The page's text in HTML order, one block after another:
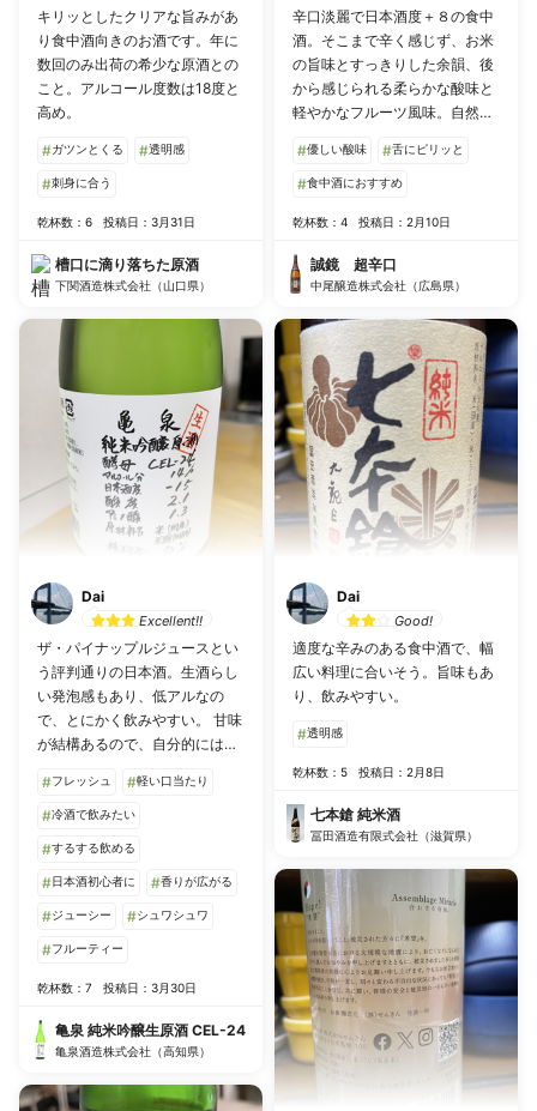
キリッとしたクリアな旨みがあ
り食中酒向きのお酒です。年に
数回のみ出荷の希少な原酒との
こと。アルコール度数は18度と
高め。
#ガツンとくる #透明感
#刺身に合う
乾杯数：6 投稿日：3月31日
槽口に滴り落ちた原酒
下関酒造株式会社（山口県）
Dai
Excellent!!
ザ・パイナップルジュースとい
う評判通りの日本酒。生酒らし
い発泡感もあり、低アルなの
で、とにかく飲みやすい。 甘味
が結構あるので、自分的にはも
かも。
#フレッシュ #軽い口当たり
#冷酒で飲みたい
#するする飲める
#日本酒初心者に #香りが広がる
#ジューシー #シュワシュワ
#フルーティー
乾杯数：7 投稿日：3月30日
亀泉 純米吟醸生原酒 CEL-24
亀泉酒造株式会社（高知県）
辛口淡麗で日本酒度＋８の食中
酒。そこまで辛く感じず、お米
の旨味とすっきりした余韻、後
から感じられる柔らかな酸味と
軽やかなフルーツ風味。自然と
#優しい酸味 #舌にピリッと
#食中酒におすすめ
乾杯数：4 投稿日：2月10日
誠鏡 超辛口
中尾醸造株式会社（広島県）
Dai
Good!
適度な辛みのある食中酒で、幅
広い料理に合いそう。旨味もあ
り、飲みやすい。
#透明感
乾杯数：5 投稿日：2月8日
七本鎗 純米酒
冨田酒造有限式会社（滋賀県）